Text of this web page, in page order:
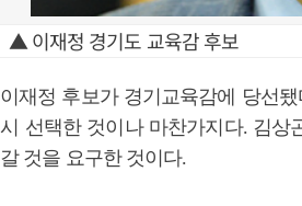
▲ 이재정 경기도 교육감 후보
이재정 후보가 경기교육감에 당선
시 선택한 것이나 마찬가지다. 김상
갈 것을 요구한 것이다.